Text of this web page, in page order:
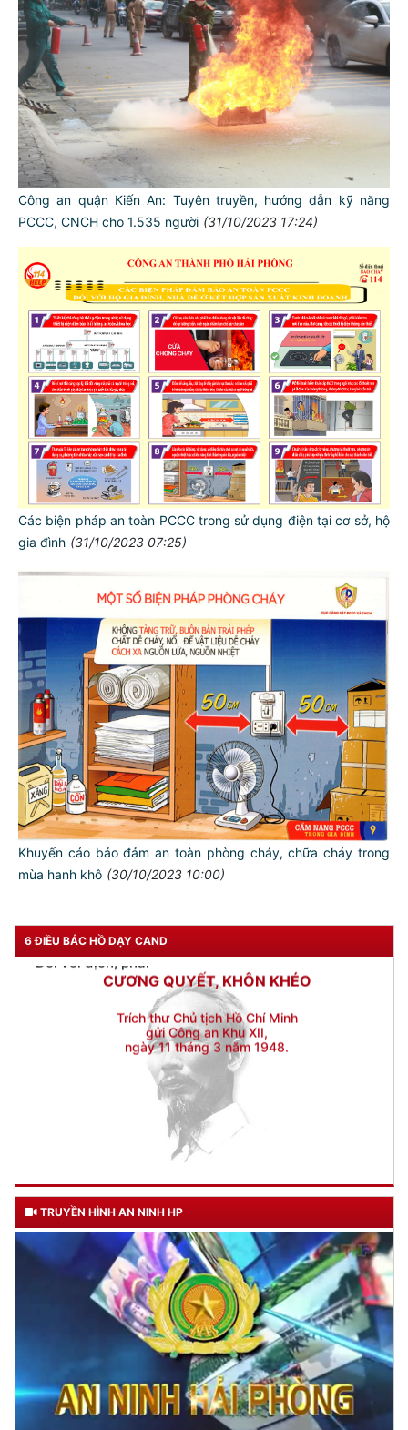
Công an quận Kiến An: Tuyên truyền, hướng dẫn kỹ năng
PCCC, CNCH cho 1.535 người (31/10/2023 17:24)
Các biện pháp an toàn PCCC trong sử dụng điện tại cơ sở, hộ
gia đình (31/10/2023 07:25)
Khuyến cáo bảo đảm an toàn phòng cháy, chữa cháy trong
mùa hanh khô (30/10/2023 10:00)
6 ĐIỀU BÁC HỒ DẠY CAND
TƯ CÁCH
NGƯỜI CÔNG AN CÁCH MỆNH LÀ:
Đối với tự mình, phải
CẦN, KIỆM, LIÊM, CHÍNH
Đối với đồng sự, phải
THÂN ÁI GIÚP ĐỠ
Đối với chính phủ, phải
TUYỆT ĐỐI TRUNG THÀNH
Đối với nhân dân, phải
KÍNH TRỌNG LỄ PHÉP
Đối với công việc, phải
TẬN TỤY
CƯƠNG QUYẾT, KHÔN KHÉO
Trích thư Chủ tịch Hồ Chí Minh
gửi Công an Khu XII,
ngày 11 tháng 3 năm 1948.
TRUYỀN HÌNH AN NINH HP